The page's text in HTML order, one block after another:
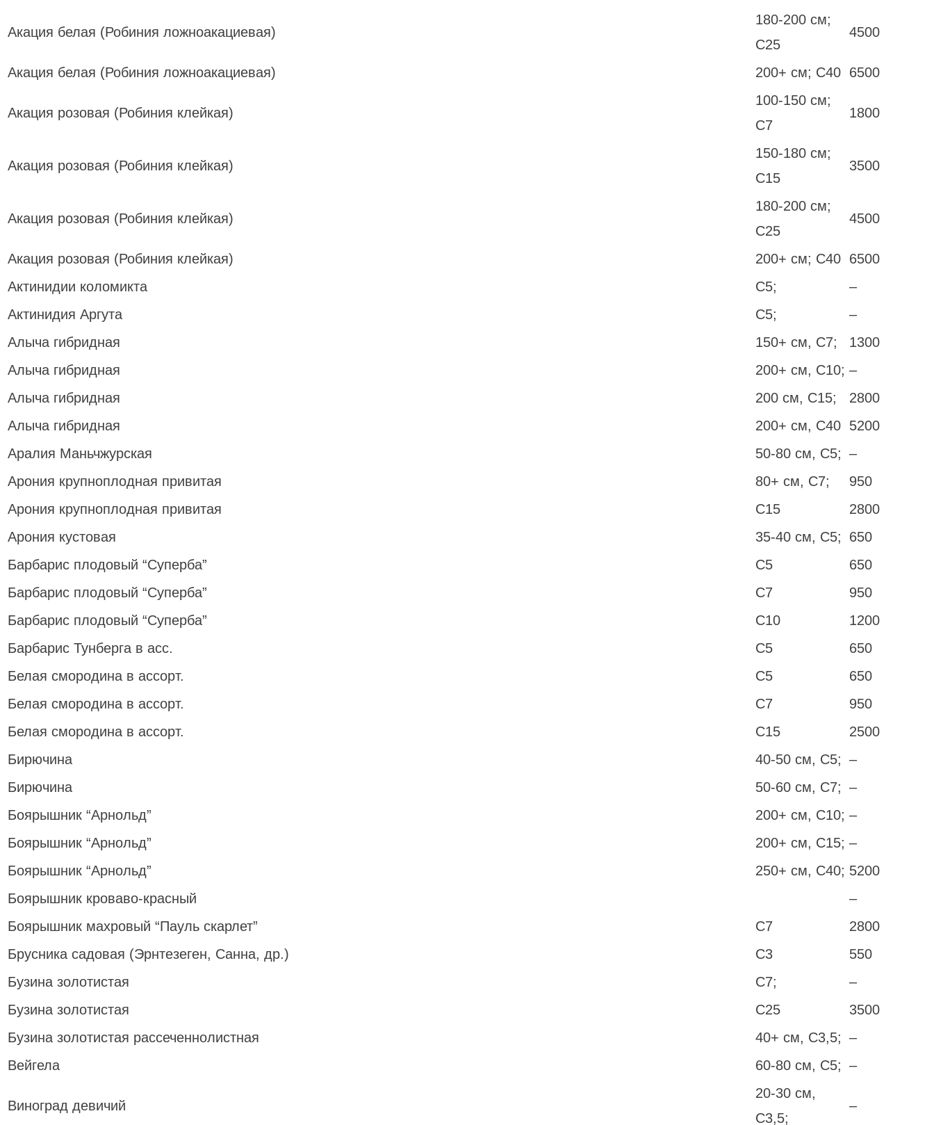
Акация белая (Робиния ложноакациевая)
180-200 см;
С25
4500
Акация белая (Робиния ложноакациевая) 200+ см; С40 6500
Акация розовая (Робиния клейкая)
100-150 см;
С7
1800
Акация розовая (Робиния клейкая)
150-180 см;
С15
3500
Акация розовая (Робиния клейкая)
180-200 см;
С25
4500
Акация розовая (Робиния клейкая) 200+ см; С40 6500
Актинидии коломикта
С5;
–
Актинидия Аргута
С5;
–
Алыча гибридная
150+ см, С7;
1300
Алыча гибридная
200+ см, С10; –
Алыча гибридная
200 см, С15;
2800
Алыча гибридная
200+ см, С40 5200
Аралия Маньчжурская
50-80 см, С5; –
Арония крупноплодная привитая
80+ см, С7;
950
Арония крупноплодная привитая
С15
2800
Арония кустовая
35-40 см, С5;
650
Барбарис плодовый “Суперба”
С5
650
Барбарис плодовый “Суперба”
С7
950
Барбарис плодовый “Суперба”
С10
1200
Барбарис Тунберга в асс.
С5
650
Белая смородина в ассорт.
С5
650
Белая смородина в ассорт.
С7
950
Белая смородина в ассорт.
С15
2500
Бирючина
40-50 см, С5; –
Бирючина
50-60 см, С7; –
Боярышник “Арнольд”
200+ см, С10; –
Боярышник “Арнольд”
200+ см, С15; –
Боярышник “Арнольд”
250+ см, С40; 5200
Боярышник кроваво-красный
–
Боярышник махровый “Пауль скарлет”
С7
2800
Брусника садовая (Эрнтезеген, Санна, др.)
С3
550
Бузина золотистая
С7;
–
Бузина золотистая
С25
3500
Бузина золотистая рассеченнолистная
40+ см, С3,5; –
Вейгела
60-80 см, С5; –
Виноград девичий
20-30 см,
С3,5;
–